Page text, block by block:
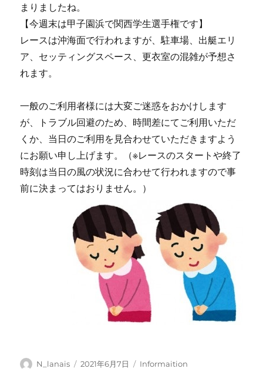
まりましたね。
【今週末は甲子園浜で関西学生選手権です】
レースは沖海面で行われますが、駐車場、出艇エリ
ア、セッティングスペース、更衣室の混雑が予想さ
れます。
一般のご利用者様には大変ご迷惑をおかけします
が、トラブル回避のため、時間差にてご利用いただ
くか、当日のご利用を見合わせていただきますよう
にお願い申し上げます。（※レースのスタートや終了
時刻は当日の風の状況に合わせて行われますので事
前に決まってはおりません。）
投
N_lanais
投
2021年6月7日
カ
Informaition